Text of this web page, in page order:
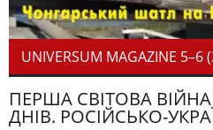
UNIVERSUM MAGAZINE 5–6
ПЕРША СВІТОВА
ДНІВ. РОСІЙСЬКО-